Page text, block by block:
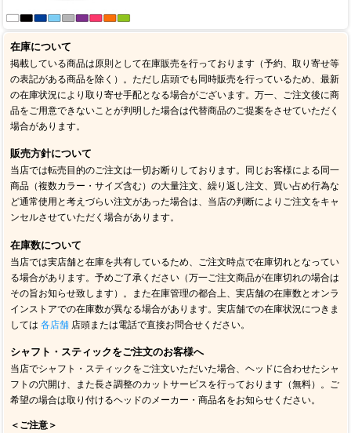
在庫について
掲載している商品は原則として在庫販売を行っております（予約、取り寄せ等
の表記がある商品を除く）。ただし店頭でも同時販売を行っているため、最新
の在庫状況により取り寄せ手配となる場合がございます。万一、ご注文後に商
品をご用意できないことが判明した場合は代替商品のご提案をさせていただく
場合があります。
販売方針について
当店では転売目的のご注文は一切お断りしております。同じお客様による同一
商品（複数カラー・サイズ含む）の大量注文、繰り返し注文、買い占め行為な
ど通常使用と考えづらい注文があった場合は、当店の判断によりご注文をキャ
ンセルさせていただく場合があります。
在庫数について
当店では実店舗と在庫を共有しているため、ご注文時点で在庫切れとなってい
る場合があります。予めご了承ください（万一ご注文商品が在庫切れの場合は
その旨お知らせ致します）。また在庫管理の都合上、実店舗の在庫数とオンラ
インストアでの在庫数が異なる場合があります。実店舗での在庫状況につきま
しては各店舗 店頭または電話で直接お問合せください。
シャフト・スティックをご注文のお客様へ
当店でシャフト・スティックをご注文いただいた場合、ヘッドに合わせたシャ
フトの穴開け、また長さ調整のカットサービスを行っております（無料）。ご
希望の場合は取り付けるヘッドのメーカー・商品名をお知らせください。
＜ご注意＞